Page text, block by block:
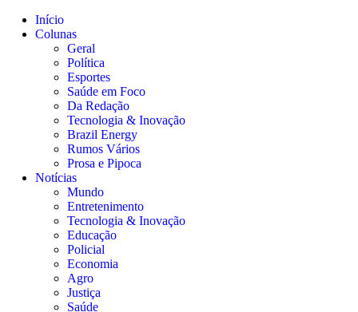
Início
Colunas
Geral
Política
Esportes
Saúde em Foco
Da Redação
Tecnologia & Inovação
Brazil Energy
Rumos Vários
Prosa e Pipoca
Notícias
Mundo
Entretenimento
Tecnologia & Inovação
Educação
Policial
Economia
Agro
Justiça
Saúde